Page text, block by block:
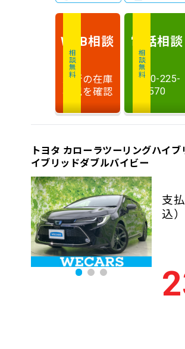
相談無料
WEB相談
最新の在庫
状況を確認
相談無料
電話相談
0120-225-
570
トヨタ カローラツーリングハイブ
イブリッドダブルバイビー
支
込）